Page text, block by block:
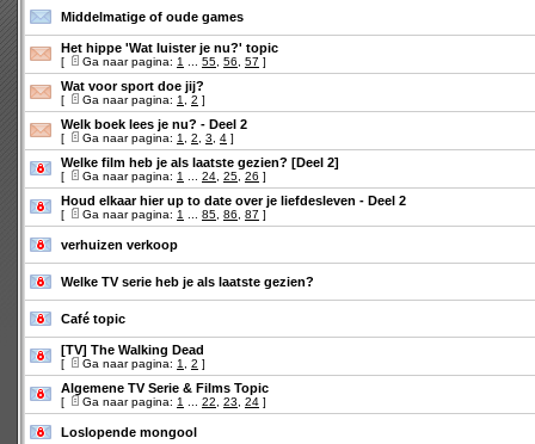
Middelmatige of oude games
Het hippe 'Wat luister je nu?' topic
[ Ga naar pagina: 1 55 56 57 ]
Wat voor sport doe jij?
[ Ga naar pagina: 1 2 ]
Welk boek lees je nu? - Deel 2
[ Ga naar pagina: 1 2 3 4 ]
Welke film heb je als laatste gezien? [Deel 2]
[ Ga naar pagina: 1 24 25 26 ]
Houd elkaar hier up to date over je liefdesleven - Deel 2
[ Ga naar pagina: 1 85 86 87 ]
verhuizen verkoop
Welke TV serie heb je als laatste gezien?
Café topic
[TV] The Walking Dead
[ Ga naar pagina: 1 2 ]
Algemene TV Serie & Films Topic
[ Ga naar pagina: 1 22 23 24 ]
Loslopende mongool